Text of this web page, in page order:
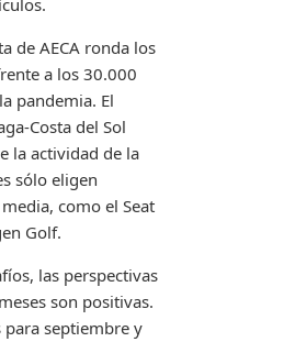
de AECA ronda los
a los 30.000
pandemia. El
Costa del Sol
la actividad de la
sólo eligen
como el Seat
Golf.
las perspectivas
son positivas.
para septiembre y